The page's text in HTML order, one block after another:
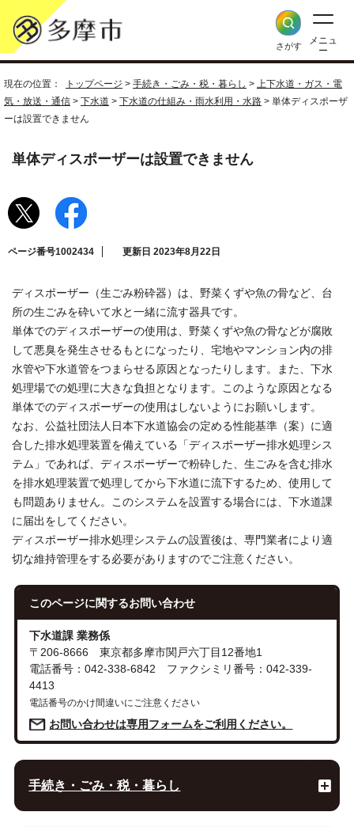
さがす
メニュ
ー
現在の位置： トップページ > 手続き・ごみ・税・暮らし > 上下水道・ガス・電
気・放送・通信 > 下水道 > 下水道の仕組み・雨水利用・水路 > 単体ディスポーザ
ーは設置できません
単体ディスポーザーは設置できません
ページ番号1002434 更新日 2023年8月22日
ディスポーザー（生ごみ粉砕器）は、野菜くずや魚の骨など、台
所の生ごみを砕いて水と一緒に流す器具です。
単体でのディスポーザーの使用は、野菜くずや魚の骨などが腐敗
して悪臭を発生させるもとになったり、宅地やマンション内の排
水管や下水道管をつまらせる原因となったりします。また、下水
処理場での処理に大きな負担となります。このような原因となる
単体でのディスポーザーの使用はしないようにお願いします。
なお、公益社団法人日本下水道協会の定める性能基準（案）に適
合した排水処理装置を備えている「ディスポーザー排水処理シス
テム」であれば、ディスポーザーで粉砕した、生ごみを含む排水
を排水処理装置で処理してから下水道に流下するため、使用して
も問題ありません。このシステムを設置する場合には、下水道課
に届出をしてください。
ディスポーザー排水処理システムの設置後は、専門業者により適
切な維持管理をする必要がありますのでご注意ください。
このページに関するお問い合わせ
下水道課 業務係
〒206-8666 東京都多摩市関戸六丁目12番地1
電話番号：042-338-6842 ファクシミリ番号：042-339-
4413
電話番号のかけ間違いにご注意ください
お問い合わせは専用フォームをご利用ください。
手続き・ごみ・税・暮らし